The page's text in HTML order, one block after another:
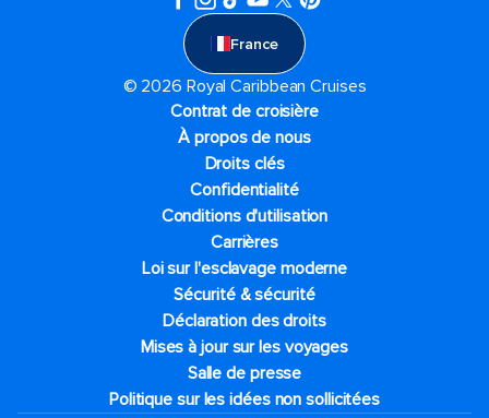
France
© 2026 Royal Caribbean Cruises
Contrat de croisière
À propos de nous
Droits clés
Confidentialité
Conditions d'utilisation
Carrières
Loi sur l'esclavage moderne
Sécurité & sécurité
Déclaration des droits
Mises à jour sur les voyages
Salle de presse
Politique sur les idées non sollicitées